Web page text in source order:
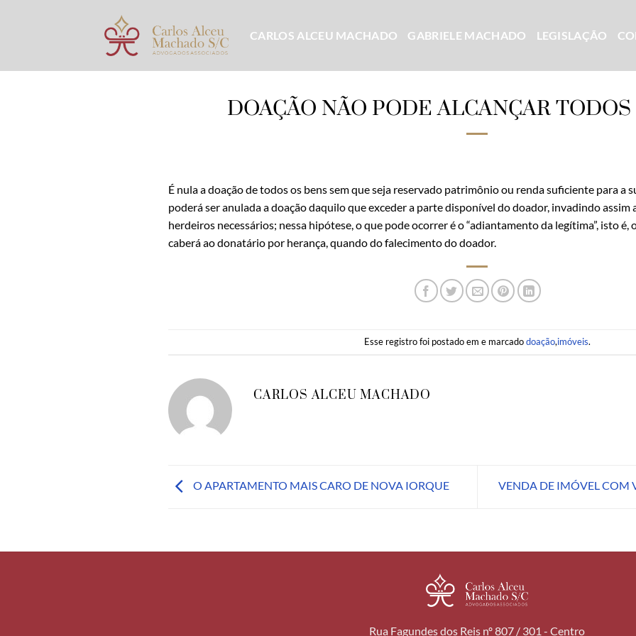
CARLOS ALCEU MACHADO GABRIELE MACHADO LEGISLAÇÃO
DOAÇÃO NÃO PODE ALCANÇAR TODOS
É nula a doação de todos os bens sem que seja reservado patrimônio ou renda suficiente para a
poderá ser anulada a doação daquilo que exceder a parte disponível do doador, invadindo assim
herdeiros necessários; nessa hipótese, o que pode ocorrer é o “adiantamento da legítima”, isto
caberá ao donatário por herança, quando do falecimento do doador.
Esse registro foi postado em e marcadodoação,imóveis.
CARLOS ALCEU MACHADO
O APARTAMENTO MAIS CARO DE NOVA IORQUE VENDA DE IMÓVEL COM
Rua Fagundes dos Reis nº 807 / 301 - Centro